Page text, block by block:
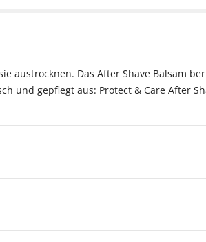
austrocknen. Das After Shave Balsam
und gepflegt aus: Protect & Care After